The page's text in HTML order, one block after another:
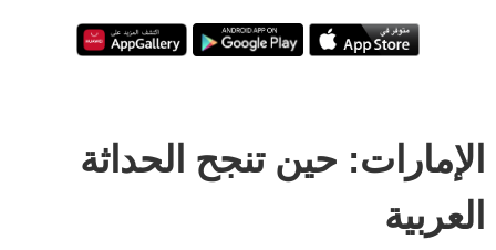
الإمارات: حين تنجح الحداثة
العربية